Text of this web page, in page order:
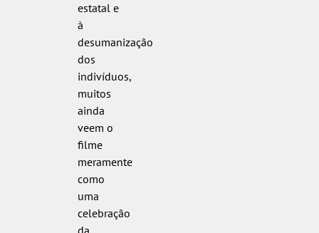
estatal e
à
desumanização
dos
indivíduos,
muitos
ainda
veem o
filme
meramente
como
uma
celebração